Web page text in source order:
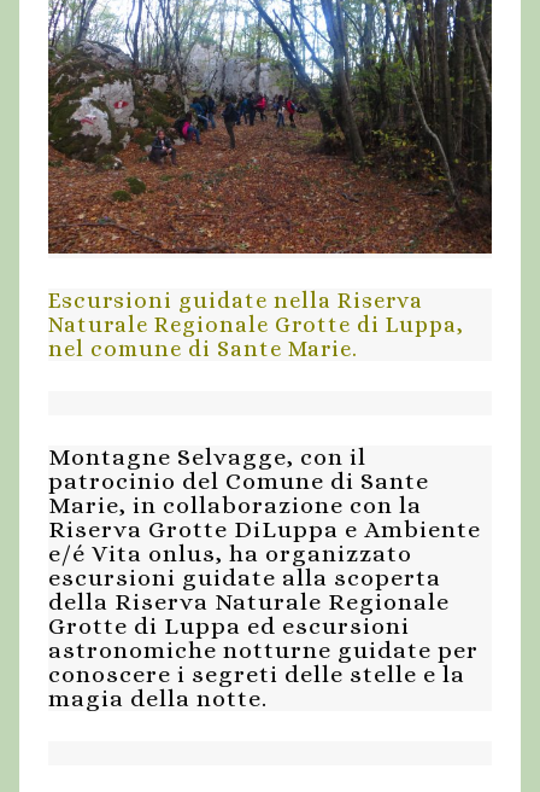
Escursioni guidate nella Riserva
Naturale Regionale Grotte di Luppa,
nel comune di Sante Marie.
Montagne Selvagge, con il
patrocinio del Comune di Sante
Marie, in collaborazione con la
Riserva Grotte DiLuppa e Ambiente
e/é Vita onlus, ha organizzato
escursioni guidate alla scoperta
della Riserva Naturale Regionale
Grotte di Luppa ed escursioni
astronomiche notturne guidate per
conoscere i segreti delle stelle e la
magia della notte.